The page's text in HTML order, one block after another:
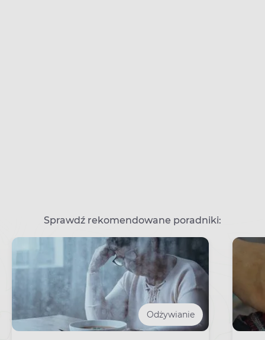
Sprawdź rekomendowane poradniki:
Odżywianie